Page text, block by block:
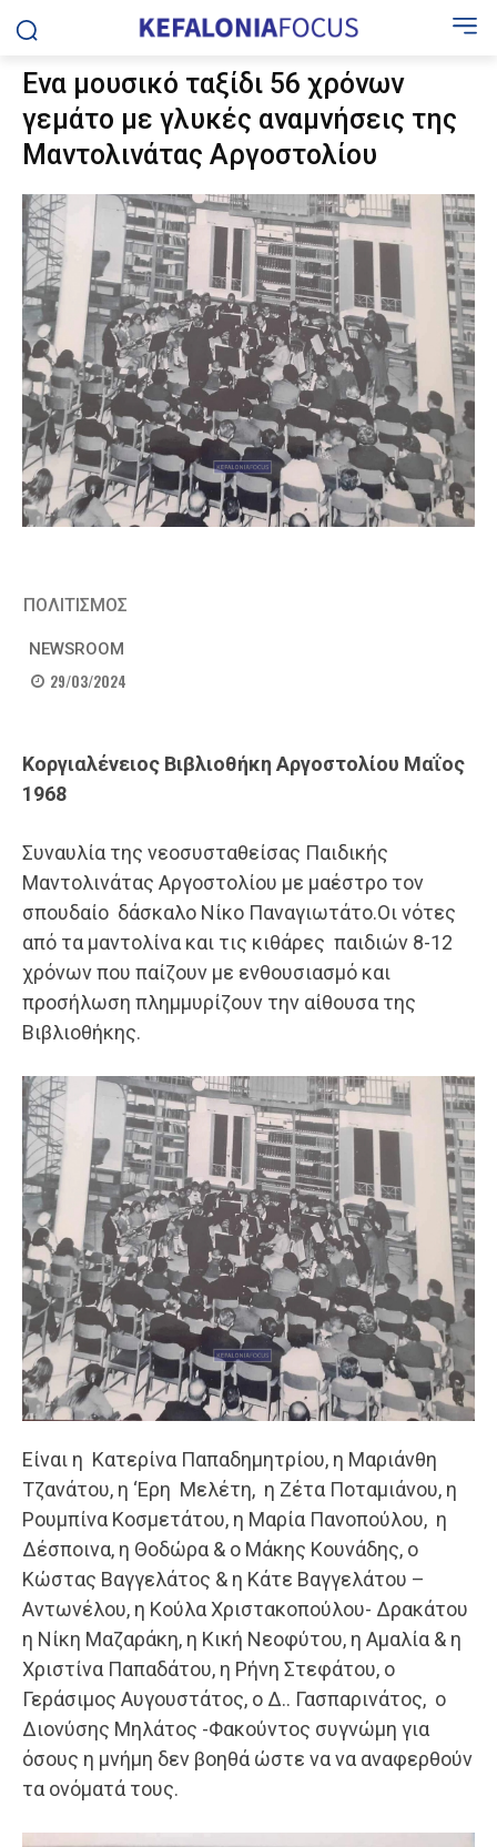
Ενα μουσικό ταξίδι 56 χρόνων
γεμάτο με γλυκές αναμνήσεις της
Μαντολινάτας Αργοστολίου
ΠΟΛΙΤΙΣΜΟΣ
NEWSROOM
29/03/2024
Κοργιαλένειος Βιβλιοθήκη Αργοστολίου Μαΐος
1968
Συναυλία της νεοσυσταθείσας Παιδικής
Μαντολινάτας Αργοστολίου με μαέστρο τον
σπουδαίο δάσκαλο Νίκο Παναγιωτάτο.Οι νότες
από τα μαντολίνα και τις κιθάρες παιδιών 8-12
χρόνων που παίζουν με ενθουσιασμό και
προσήλωση πλημμυρίζουν την αίθουσα της
Βιβλιοθήκης.
Είναι η Κατερίνα Παπαδημητρίου, η Μαριάνθη
Τζανάτου, η ‘Ερη Μελέτη, η Ζέτα Ποταμιάνου, η
Ρουμπίνα Κοσμετάτου, η Μαρία Πανοπούλου, η
Δέσποινα, η Θοδώρα & ο Μάκης Κουνάδης, ο
Κώστας Βαγγελάτος & η Κάτε Βαγγελάτου –
Αντωνέλου, η Κούλα Χριστακοπούλου- Δρακάτου
η Νίκη Μαζαράκη, η Κική Νεοφύτου, η Αμαλία & η
Χριστίνα Παπαδάτου, η Ρήνη Στεφάτου, ο
Γεράσιμος Αυγουστάτος, ο Δ.. Γασπαρινάτος, ο
Διονύσης Μηλάτος -Φακούντος συγνώμη για
όσους η μνήμη δεν βοηθά ώστε να να αναφερθούν
τα ονόματά τους.